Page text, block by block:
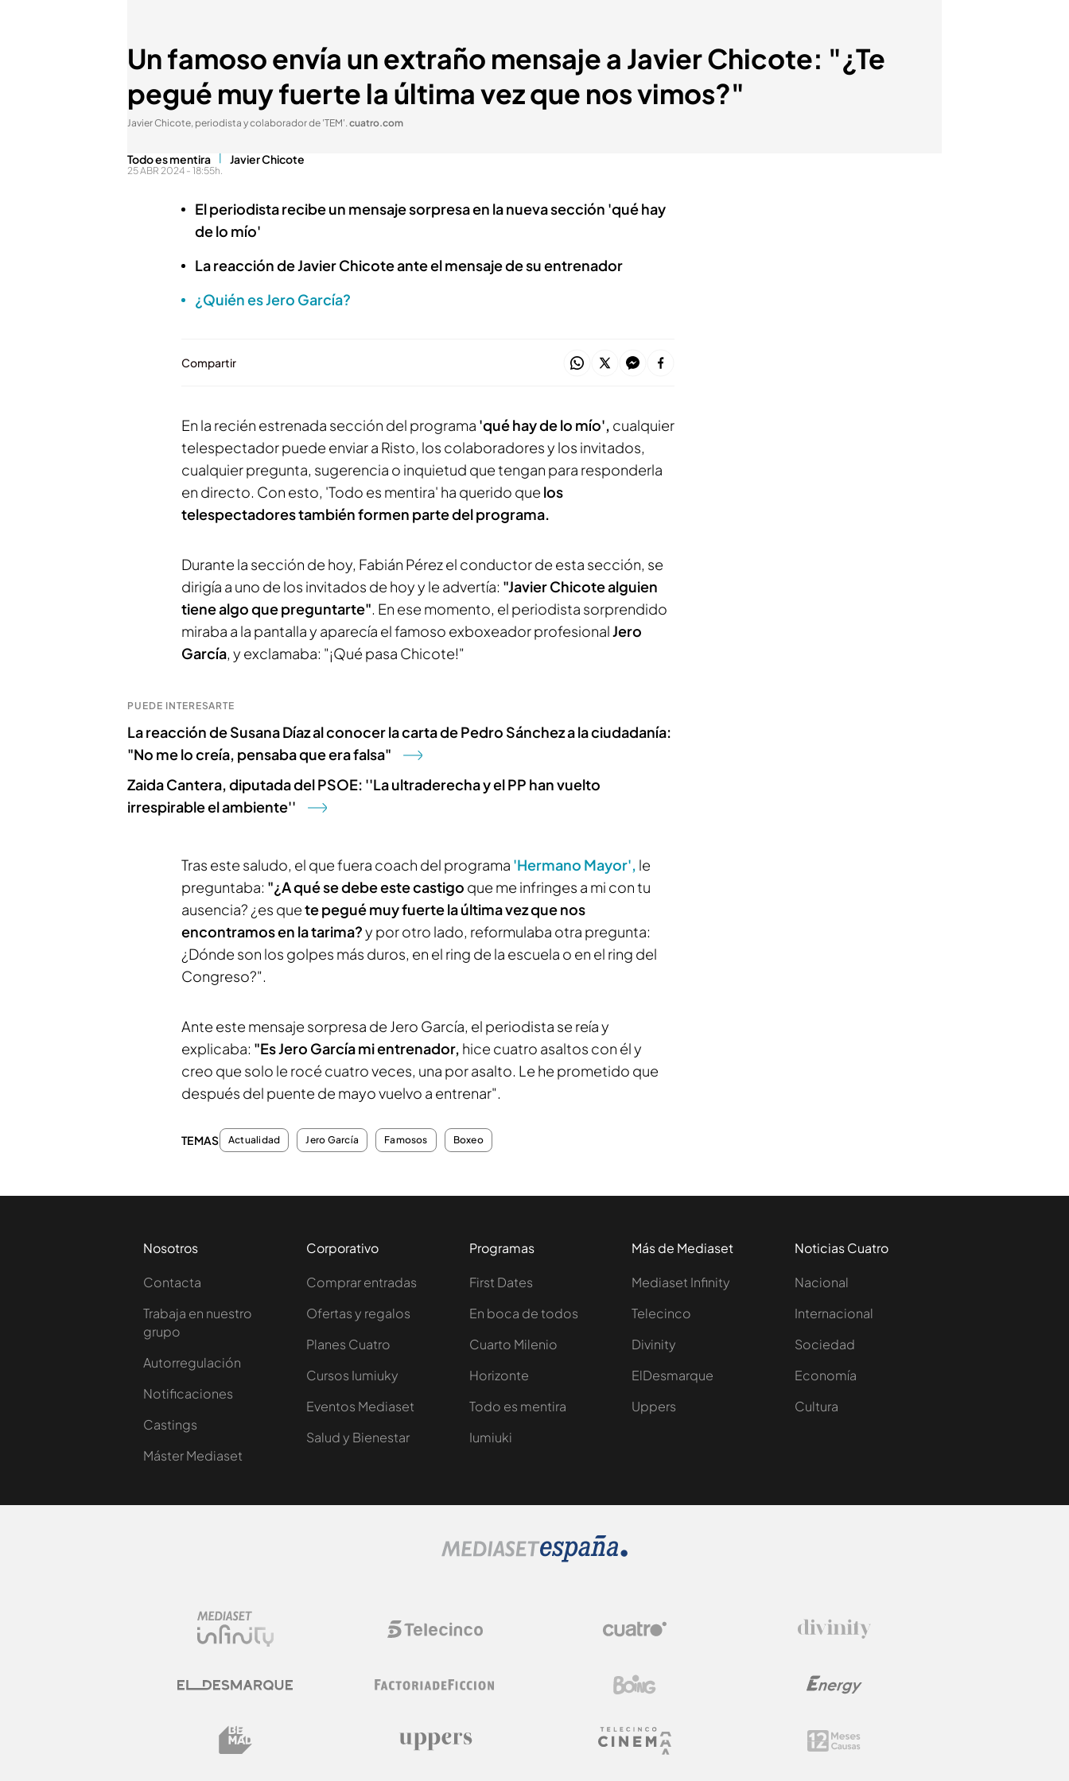
Un famoso envía un extraño mensaje a Javier Chicote: "¿Te
pegué muy fuerte la última vez que nos vimos?"
Javier Chicote, periodista y colaborador de 'TEM'.cuatro.com
Todo es mentira Javier Chicote
25 ABR 2024 - 18:55h.
El periodista recibe un mensaje sorpresa en la nueva sección 'qué hay
de lo mío'
La reacción de Javier Chicote ante el mensaje de su entrenador
¿Quién es Jero García?
Compartir
En la recién estrenada sección del programa 'qué hay de lo mío', cualquier
telespectador puede enviar a Risto, los colaboradores y los invitados,
cualquier pregunta, sugerencia o inquietud que tengan para responderla
en directo. Con esto, 'Todo es mentira' ha querido que los
telespectadores también formen parte del programa.
Durante la sección de hoy, Fabián Pérez el conductor de esta sección, se
dirigía a uno de los invitados de hoy y le advertía: "Javier Chicote alguien
tiene algo que preguntarte". En ese momento, el periodista sorprendido
miraba a la pantalla y aparecía el famoso exboxeador profesionalJero
García, y exclamaba: "¡Qué pasa Chicote!"
PUEDE INTERESARTE
La reacción de Susana Díaz al conocer la carta de Pedro Sánchez a la ciudadanía:
"No me lo creía, pensaba que era falsa"
Zaida Cantera, diputada del PSOE: ''La ultraderecha y el PP han vuelto
irrespirable el ambiente''
Tras este saludo, el que fuera coach del programa 'Hermano Mayor', le
preguntaba: "¿A qué se debe este castigo que me infringes a mi con tu
ausencia? ¿es quete pegué muy fuerte la última vez que nos
encontramos en la tarima?y por otro lado, reformulaba otra pregunta:
¿Dónde son los golpes más duros, en el ring de la escuela o en el ring del
Congreso?".
Ante este mensaje sorpresa de Jero García, el periodista se reía y
explicaba: "Es Jero García mi entrenador, hice cuatro asaltos con él y
creo que solo le rocé cuatro veces, una por asalto. Le he prometido que
después del puente de mayo vuelvo a entrenar".
TEMAS Actualidad Jero García Famosos Boxeo
Nosotros
Contacta
Trabaja en nuestro
grupo
Autorregulación
Notificaciones
Castings
Máster Mediaset
Corporativo
Comprar entradas
Ofertas y regalos
Planes Cuatro
Cursos Iumiuky
Eventos Mediaset
Salud y Bienestar
Programas
First Dates
En boca de todos
Cuarto Milenio
Horizonte
Todo es mentira
Iumiuki
Más de Mediaset
Mediaset Infinity
Telecinco
Divinity
ElDesmarque
Uppers
Noticias Cuatro
Nacional
Internacional
Sociedad
Economía
Cultura